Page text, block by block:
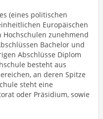
(eines politischen
Europäischen
Hochschulen zunehmend
Bachelor und
Abschlüsse Diplom
besteht aus
an deren Spitze
steht eine
oder Präsidium, sowie